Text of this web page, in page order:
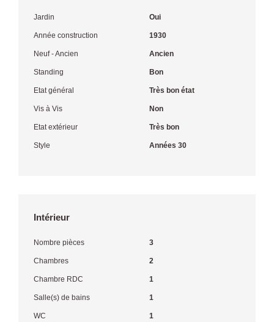
Jardin Oui
Année construction 1930
Neuf - Ancien Ancien
Standing Bon
Etat général Très bon état
Vis à Vis Non
Etat extérieur Très bon
Style Années 30
Intérieur
Nombre pièces 3
Chambres 2
Chambre RDC 1
Salle(s) de bains 1
WC 1